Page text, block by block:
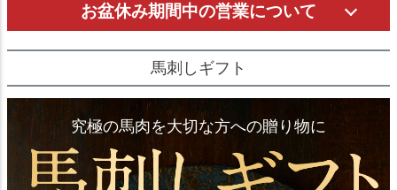
お盆休み期間中の営業について
馬刺しギフト
究極の馬肉を大切な方への贈り物に